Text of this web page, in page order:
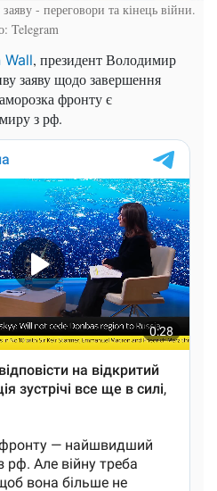
- переговори та кінець війни.
Telegram
Wall, президент Володимир
заяву щодо завершення
фронту є
з рф.